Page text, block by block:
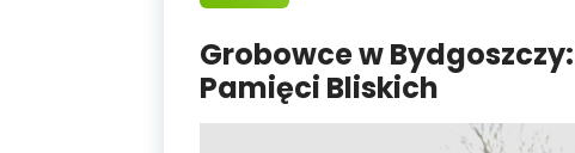
Grobowce w
Pamięci Bliskich